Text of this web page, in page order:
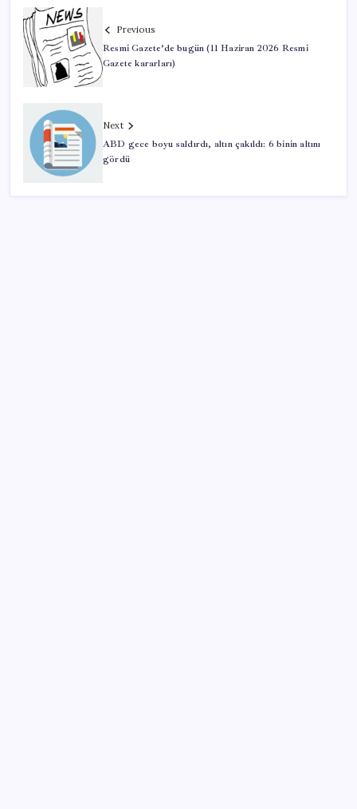
Previous
Resmi Gazete’de bugün (11 Haziran 2026 Resmi
Gazete kararları)
Next
ABD gece boyu saldırdı, altın çakıldı: 6 binin altını
gördü